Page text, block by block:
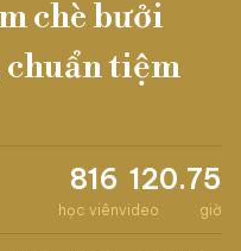
chè bưởi
chuẩn tiệm
816
học viên
12
video
0.75
giờ